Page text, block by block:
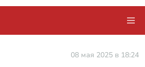
08 мая 2025 в 18:24